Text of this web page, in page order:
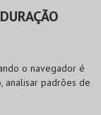
o navegador é
analisar padrões de